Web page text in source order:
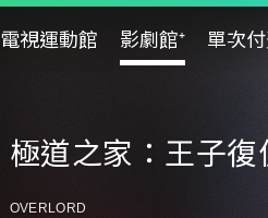
電視運動館 影劇館⁺ 單次
極道之家：王子復
OVERLORD